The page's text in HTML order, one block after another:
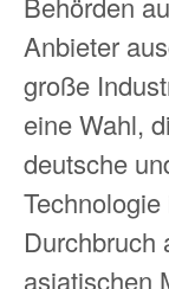
Anbieter
große
eine Wahl,
deutsche
Durchbruch
asiatischen